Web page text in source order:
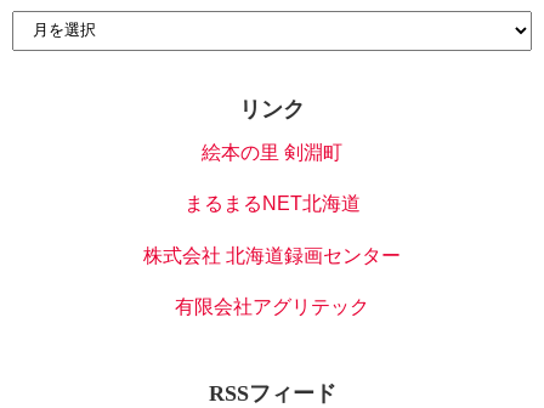
リンク
絵本の里 剣淵町
まるまるNET北海道
株式会社 北海道録画センター
有限会社アグリテック
RSSフィード